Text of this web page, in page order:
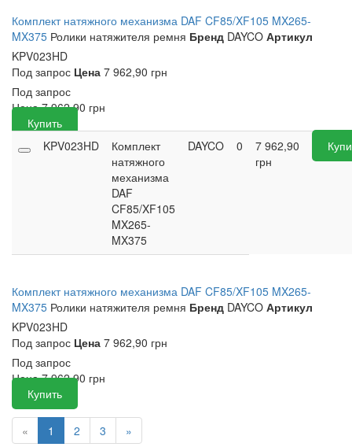
Комплект натяжного механизма DAF CF85/XF105 MX265-
MX375 Ролики натяжителя ремня Бренд DAYCO Артикул
KPV023HD
Под запрос Цена 7 962,90 грн
Под запрос
Цена 7 962,90 грн
Купить
KPV023HD
Комплект
натяжного
механизма
DAF
CF85/XF105
MX265-
MX375
DAYCO 0
7 962,90
грн
Комплект натяжного механизма DAF CF85/XF105 MX265-
MX375 Ролики натяжителя ремня Бренд DAYCO Артикул
KPV023HD
Под запрос Цена 7 962,90 грн
Под запрос
Цена 7 962,90 грн
Купить
« 1 2 3 »